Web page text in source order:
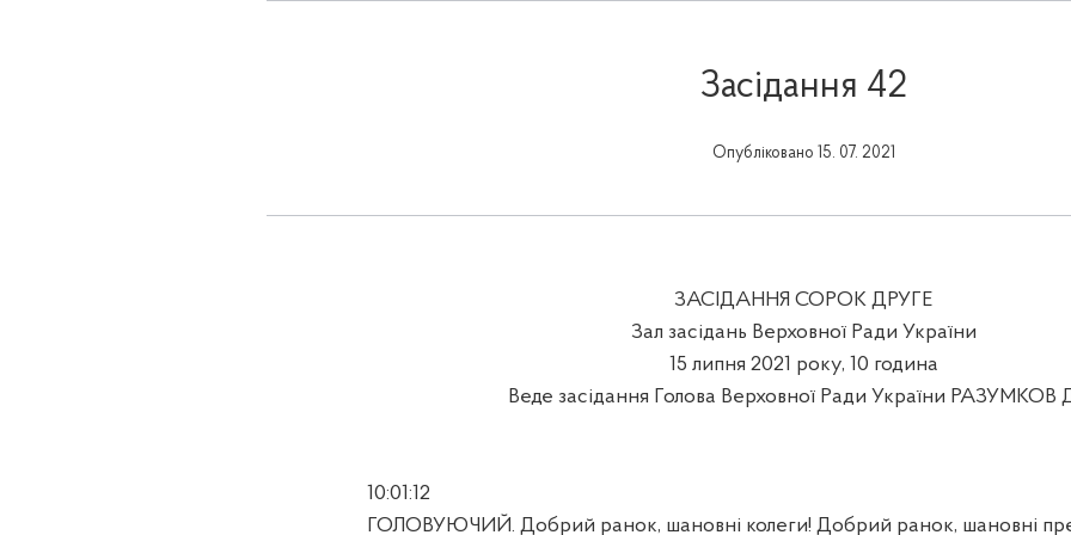
Засідання 42
Опубліковано 15. 07. 2021
ЗАСІДАННЯ СОРОК ДРУГЕ
Зал засідань Верховної Ради України
15 липня 2021 року, 10 година
Веде засідання Голова Верховної Ради України РАЗУМКОВ
10:01:12
ГОЛОВУЮЧИЙ. Добрий ранок, шановні колеги! Добрий ранок, шановні